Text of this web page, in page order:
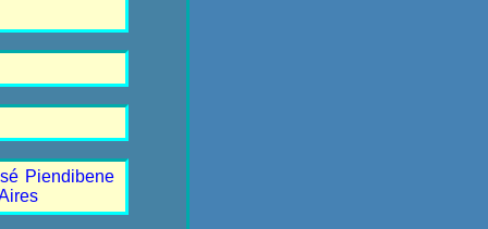
Piendibene